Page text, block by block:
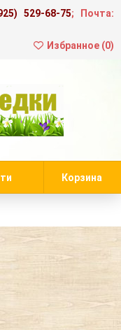
529-68-75; Почта:
Избранное (0)
Корзина